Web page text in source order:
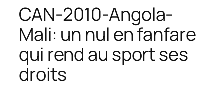
CAN-2010-Angola-
Mali: un nul en fanfare
qui rend au sport ses
droits